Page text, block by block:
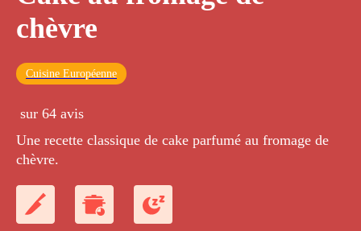
chèvre
Cuisine Européenne
sur 64 avis
Une recette classique de cake parfumé au fromage de
chèvre.